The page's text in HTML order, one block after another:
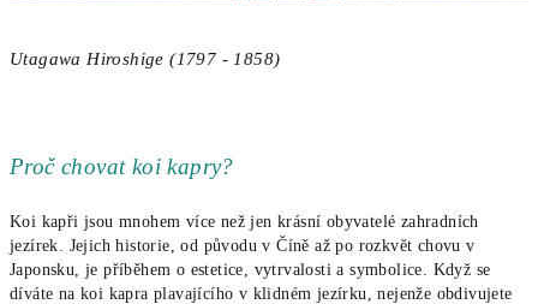
Utagawa Hiroshige (1797 - 1858)
Proč chovat koi kapry?
Koi kapři jsou mnohem více než jen krásní obyvatelé zahradních
jezírek. Jejich historie, od původu v Číně až po rozkvět chovu v
Japonsku, je příběhem o estetice, vytrvalosti a symbolice. Když se
díváte na koi kapra plavajícího v klidném jezírku, nejenže obdivujete